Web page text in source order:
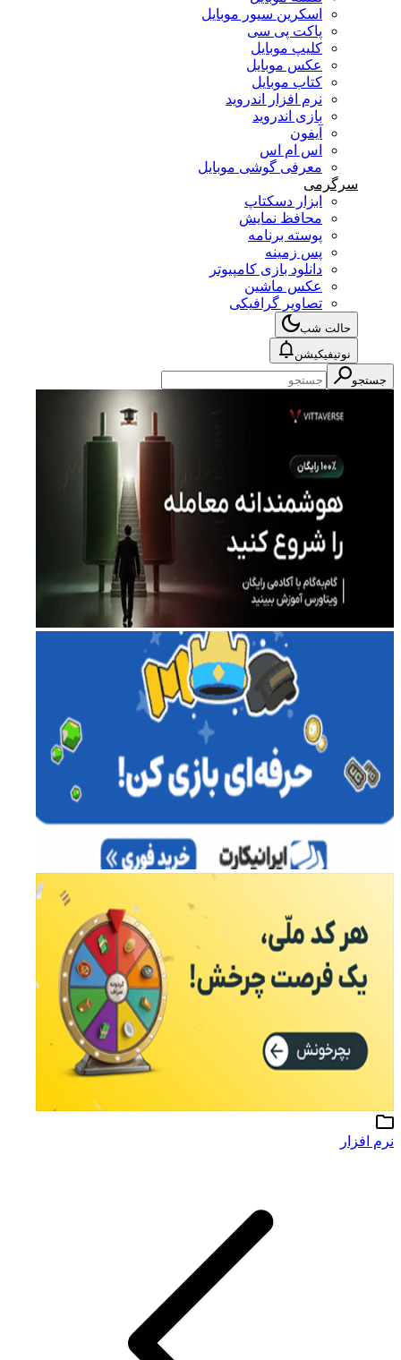
اسکرین سیور موبایل
پاکت پی سی
کلیپ موبایل
عکس موبایل
کتاب موبایل
نرم افزار اندروید
بازی اندروید
آیفون
اس ام اس
معرفی گوشی موبایل
سرگرمی
ابزار دسکتاپ
محافظ نمایش
پوسته برنامه
پس زمینه
دانلود بازی کامپیوتر
عکس ماشین
تصاویر گرافیکی
حالت شب
نوتیفیکیشن
جستجو
نرم افزار